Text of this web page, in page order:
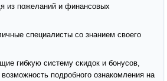
из пожеланий и финансовых
специалисты со знанием своего
гибкую систему скидок и бонусов,
подробного ознакомления на